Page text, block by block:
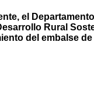
el
Rural
del embalse de